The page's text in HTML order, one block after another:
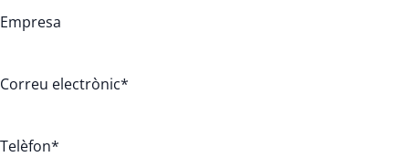
Empresa
Correu electrònic*
Telèfon*